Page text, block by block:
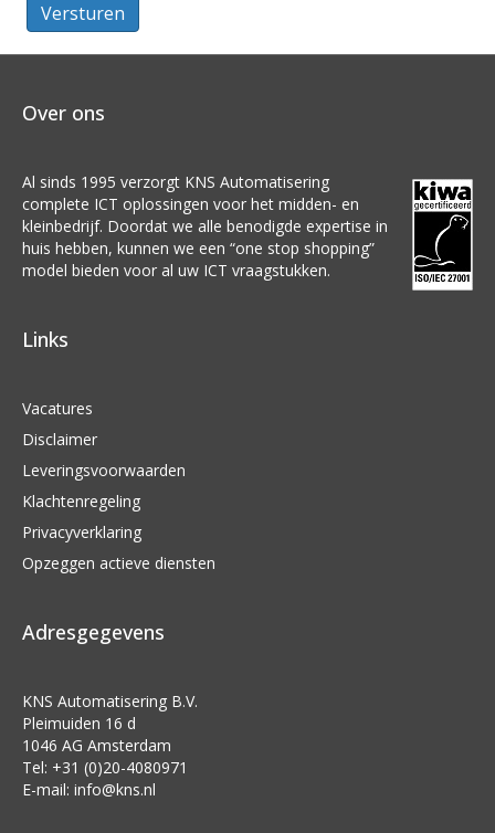
Versturen
Over ons
Al sinds 1995 verzorgt KNS Automatisering
complete ICT oplossingen voor het midden- en
kleinbedrijf. Doordat we alle benodigde expertise in
huis hebben, kunnen we een “one stop shopping”
model bieden voor al uw ICT vraagstukken.
Links
Vacatures
Disclaimer
Leveringsvoorwaarden
Klachtenregeling
Privacyverklaring
Opzeggen actieve diensten
Adresgegevens
KNS Automatisering B.V.
Pleimuiden 16 d
1046 AG Amsterdam
Tel: +31 (0)20-4080971
E-mail: info@kns.nl